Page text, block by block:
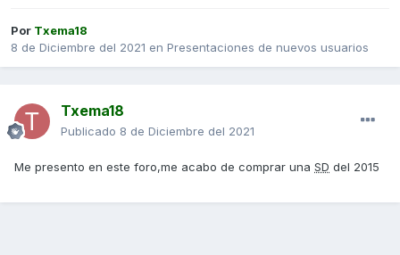
Por Txema18
8 de Diciembre del 2021 en Presentaciones de nuevos usuarios
Txema18
Publicado 8 de Diciembre del 2021
Me presento en este foro,me acabo de comprar una SD del 2015